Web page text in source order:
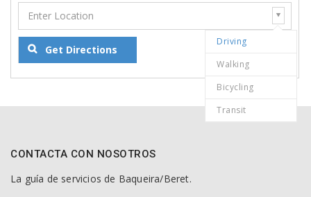
Driving
Walking
Bicycling
Transit
CONTACTA CON NOSOTROS
La guía de servicios de Baqueira/Beret.